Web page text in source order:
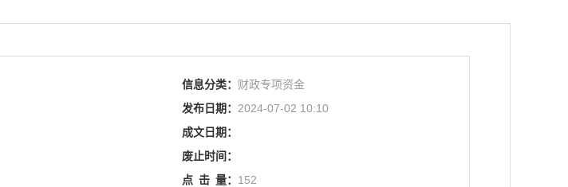
信息分类： 财政专项资金
发布日期： 2024-07-02 10:10
成文日期：
废止时间：
点 击 量： 152